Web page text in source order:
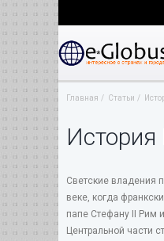
Главная Статьи
История
Светские владения
веке, когда
папе Стефану II Рим
Центральной части